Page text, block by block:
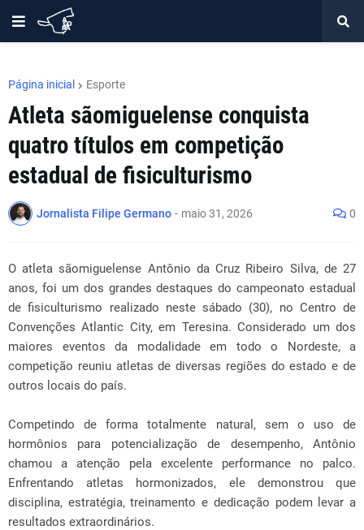
Página inicial Esporte
Atleta sãomiguelense conquista
quatro títulos em competição
estadual de fisiculturismo
Jornalista Filipe Germano - maio 31, 2026 0
O atleta sãomiguelense Antônio da Cruz Ribeiro Silva, de 27
anos, foi um dos grandes destaques do campeonato estadual
de fisiculturismo realizado neste sábado (30), no Centro de
Convenções Atlantic City, em Teresina. Considerado um dos
maiores eventos da modalidade em todo o Nordeste, a
competição reuniu atletas de diversas regiões do estado e de
outros locais do país.
Competindo de forma totalmente natural, sem o uso de
hormônios para potencialização de desempenho, Antônio
chamou a atenção pela excelente performance no palco.
Enfrentando atletas hormonizados, ele demonstrou que
disciplina, estratégia, treinamento e dedicação podem levar a
resultados extraordinários.